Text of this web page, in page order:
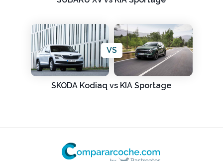
VS
SKODA Kodiaq vs KIA Sportage